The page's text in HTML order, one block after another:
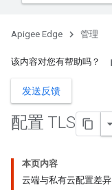
Apigee Edge 管理
该内容对您有帮助吗？
发送反馈
配置 TLS
本页内容
云端与私有云配置差异